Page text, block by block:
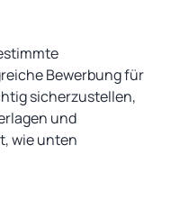
Bewerbung für
sicherzustellen,
und
wie unten